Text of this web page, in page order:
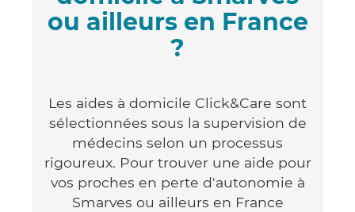
ou ailleurs en France
?
Les aides à domicile Click&Care sont
sélectionnées sous la supervision de
médecins selon un processus
rigoureux. Pour trouver une aide pour
vos proches en perte d'autonomie à
Smarves ou ailleurs en France